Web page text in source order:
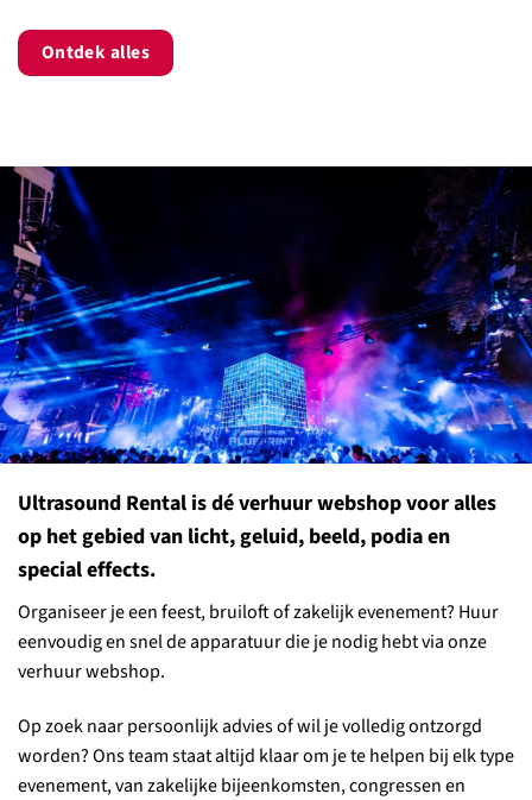
Ontdek alles
Ultrasound Rental is dé verhuur webshop voor alles
op het gebied van licht, geluid, beeld, podia en
special effects.
Organiseer je een feest, bruiloft of zakelijk evenement? Huur
eenvoudig en snel de apparatuur die je nodig hebt via onze
verhuur webshop.
Op zoek naar persoonlijk advies of wil je volledig ontzorgd
worden? Ons team staat altijd klaar om je te helpen bij elk type
evenement, van zakelijke bijeenkomsten, congressen en